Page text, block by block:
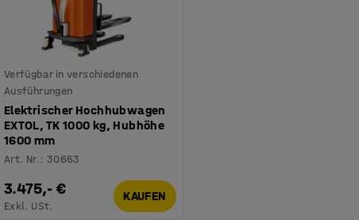
Verfügbar in verschiedenen
Ausführungen
Elektrischer Hochhubwagen
EXTOL, TK 1000 kg, Hubhöhe
1600 mm
Art. Nr.: 30663
3.475,- €
Exkl. USt.
KAUFEN